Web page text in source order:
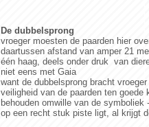
De dubbelsprong
vroeger moesten de paarden hier
daartussen afstand van amper 21
één haag, deels onder druk van
niet eens met Gaia
want de dubbelsprong bracht
veiligheid van de paarden ten goede
behouden omwille van de symboliek
op een recht stuk piste ligt, al krijgt